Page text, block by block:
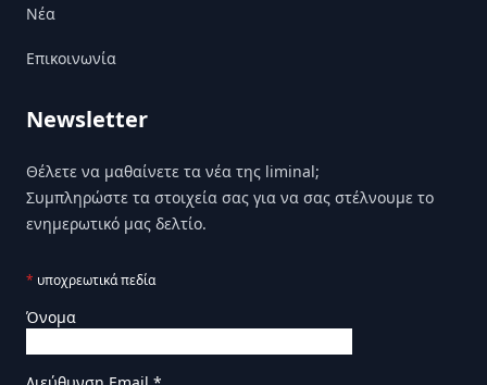
Nέα
Επικοινωνία
Newsletter
Θέλετε να μαθαίνετε τα νέα της liminal;
Συμπληρώστε τα στοιχεία σας για να σας στέλνουμε το
ενημερωτικό μας δελτίο.
* υποχρεωτικά πεδία
Όνομα